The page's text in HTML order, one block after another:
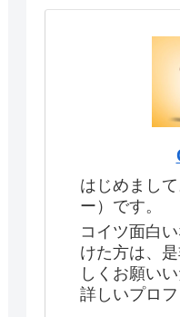
はじめまし
ー）です。
コイツ面白
けた方は、
しくお願い
詳しいプロ